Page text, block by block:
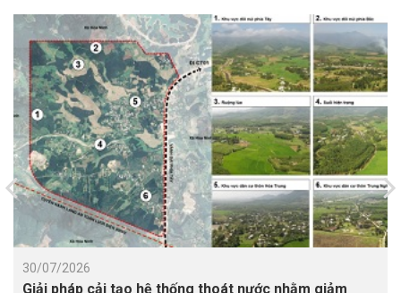
30/07/2026
Giải pháp cải tạo hệ thống thoát nước nhằm giảm